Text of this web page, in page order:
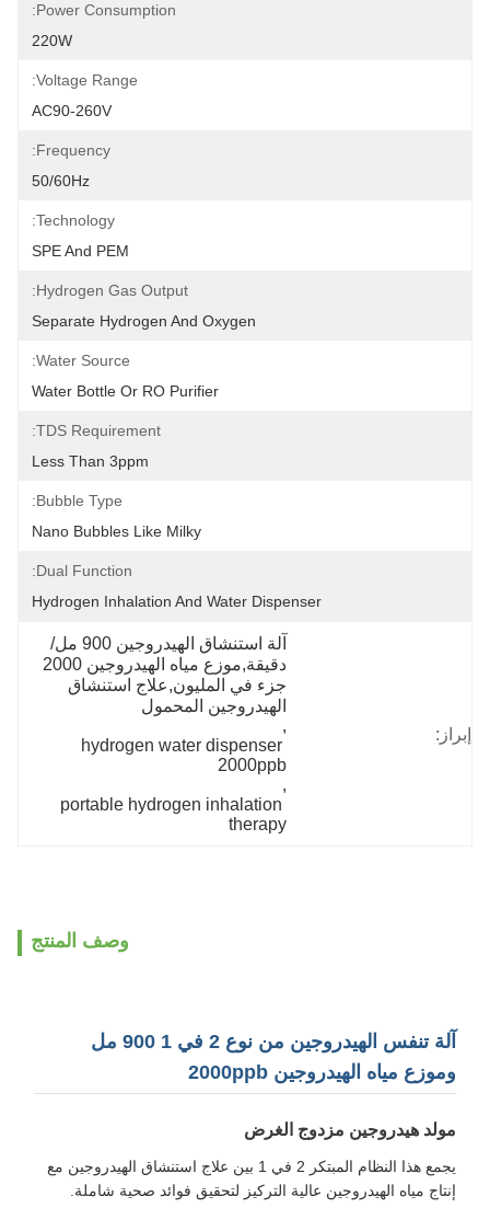
Power Consumption:
220W
Voltage Range:
AC90-260V
Frequency:
50/60Hz
Technology:
SPE And PEM
Hydrogen Gas Output:
Separate Hydrogen And Oxygen
Water Source:
Water Bottle Or RO Purifier
TDS Requirement:
Less Than 3ppm
Bubble Type:
Nano Bubbles Like Milky
Dual Function:
Hydrogen Inhalation And Water Dispenser
إبراز:
آلة استنشاق الهيدروجين 900 مل/
دقيقة,موزع مياه الهيدروجين 2000
جزء في المليون,علاج استنشاق
الهيدروجين المحمول
,
hydrogen water dispenser
2000ppb
,
portable hydrogen inhalation
therapy
وصف المنتج
آلة تنفس الهيدروجين من نوع 2 في 1 900 مل
وموزع مياه الهيدروجين 2000ppb
مولد هيدروجين مزدوج الغرض
يجمع هذا النظام المبتكر 2 في 1 بين علاج استنشاق الهيدروجين مع
إنتاج مياه الهيدروجين عالية التركيز لتحقيق فوائد صحية شاملة.